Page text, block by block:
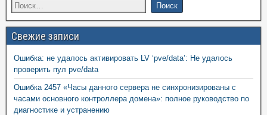
Свежие записи
Ошибка: не удалось активировать LV ‘pve/data’: Не удалось
проверить пул pve/data
Ошибка 2457 «Часы данного сервера не синхронизированы с
часами основного контроллера домена»: полное руководство по
диагностике и устранению